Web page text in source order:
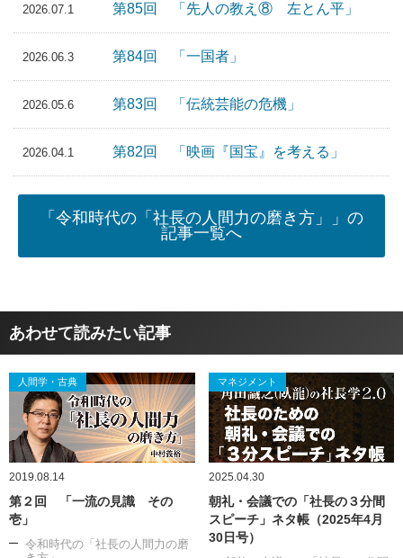
2026.07.1 第85回 「先人の教え⑧ 左とん平」
2026.06.3 第84回 「一国者」
2026.05.6 第83回 「伝統芸能の危機」
2026.04.1 第82回 「映画『国宝』を考える」
「令和時代の「社長の人間力の磨き方」」の
記事一覧へ
あわせて読みたい記事
人間学・古典
2019.08.14
第２回 「一流の見識 その
壱」
令和時代の「社長の人間力の磨
マネジメント
2025.04.30
朝礼・会議での「社長の３分間
スピーチ」ネタ帳（2025年4月
30日号）